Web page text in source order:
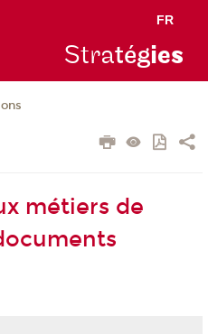
FR
Stratégies
métiers de